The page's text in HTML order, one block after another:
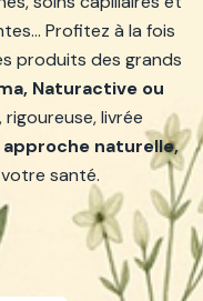
Profitez à la fois
produits des grands
Naturactive ou
livrée
approche naturelle,
santé.